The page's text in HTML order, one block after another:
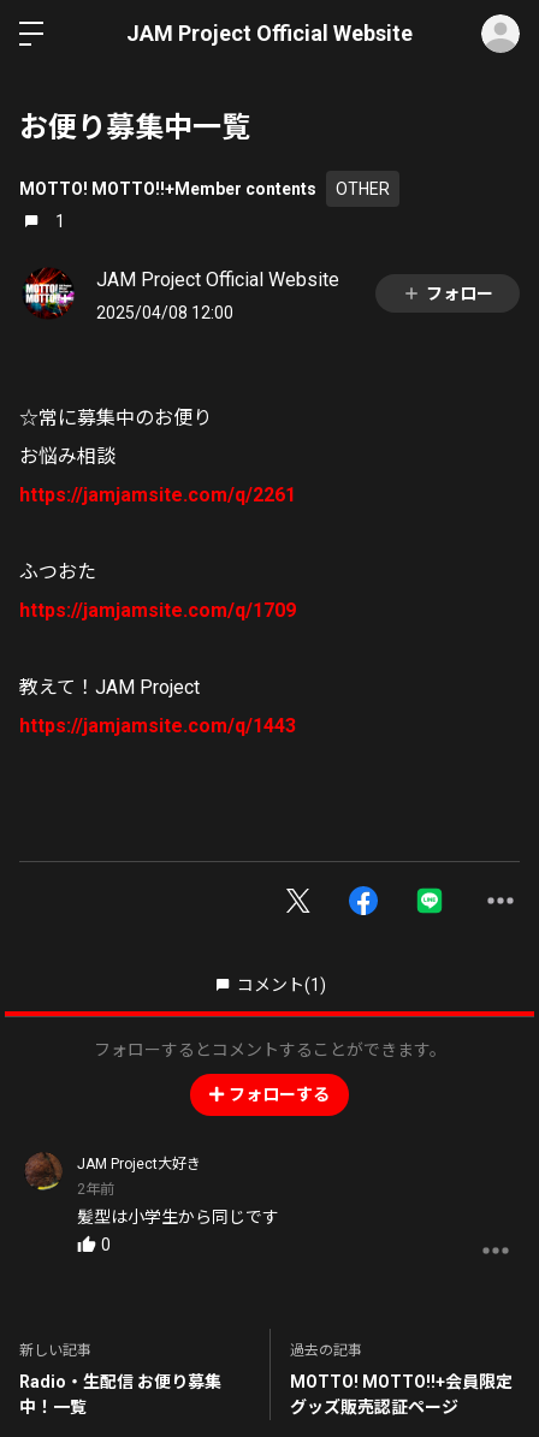
JAM Project Official Website
お便り募集中一覧
MOTTO! MOTTO!!+Member contents
OTHER
1
JAM Project Official Website
2025/04/08 12:00
フォロー
☆常に募集中のお便り
お悩み相談
https://jamjamsite.com/q/2261
ふつおた
https://jamjamsite.com/q/1709
教えて！JAM Project
https://jamjamsite.com/q/1443
コメント(1)
フォローするとコメントすることができます。
フォローする
JAM Project大好き
2年前
髪型は小学生から同じです
0
新しい記事
Radio・生配信 お便り募集
中！一覧
過去の記事
MOTTO! MOTTO!!+会員限定
グッズ販売認証ページ